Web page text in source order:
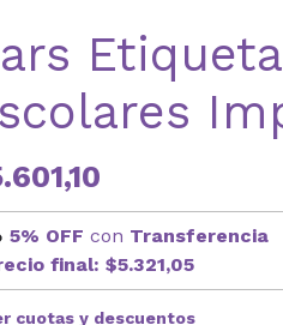
5% OFF con Transferencia
final: $5.321,05
cuotas y descuentos